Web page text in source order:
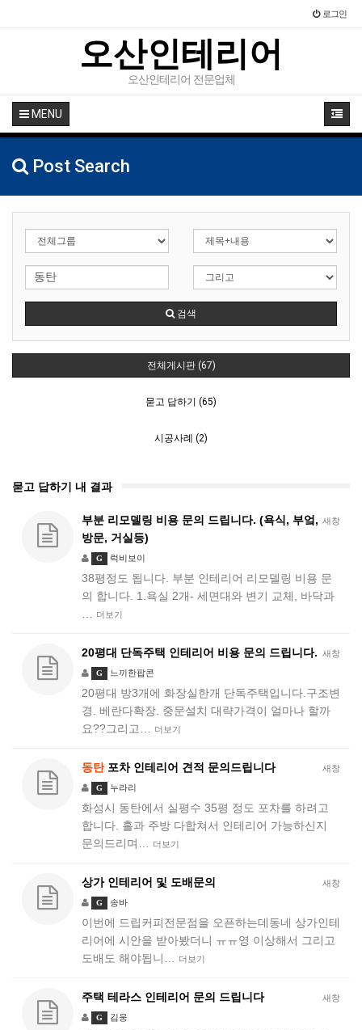
로그인
오산인테리어
오산인테리어 전문업체
MENU
Post Search
검색
전체게시판 (67)
묻고 답하기 (65)
시공사례 (2)
묻고 답하기 내 결과
새창
부분 리모델링 비용 문의 드립니다. (욕식, 부엌,
방문, 거실등)
G 럭비보이
38평정도 됩니다. 부분 인테리어 리모델링 비용 문
의 합니다. 1.욕실 2개- 세면대와 변기 교체, 바닥과
더보기
새창
20평대 단독주택 인테리어 비용 문의 드립니다.
G 느끼한팝콘
20평대 방3개에 화장실한개 단독주택입니다.구조변
경. 베란다확장. 중문설치 대략가격이 얼마나 할까
요??그리고…
더보기
새창
동탄포차 인테리어 견적 문의드립니다
G 누라리
화성시 동탄에서 실평수 35평 정도 포차를 하려고
합니다. 홀과 주방 다합쳐서 인테리어 가능하신지
문의드리며…
더보기
새창
상가 인테리어 및 도배문의
G 송바
이번에 드립커피전문점을 오픈하는데동네 상가인테
리어에 시안을 받아봤더니 ㅠㅠ영 이상해서 그리고
도배도 해야됩니…
더보기
새창
주택 테라스 인테리어 문의 드립니다
G 김웅